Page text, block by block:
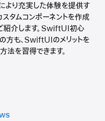
より充実した体験を提供す
タムコンポーネントを作成
紹介します。SwiftUI初心
方も、SwiftUIのメリットを
法を習得できます。